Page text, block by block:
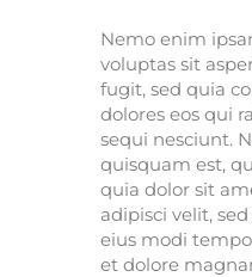
Nemo enim
voluptas sit
fugit, sed quia
dolores eos qui
sequi nesciunt.
quisquam est,
quia dolor sit
adipisci velit,
eius modi
et dolore